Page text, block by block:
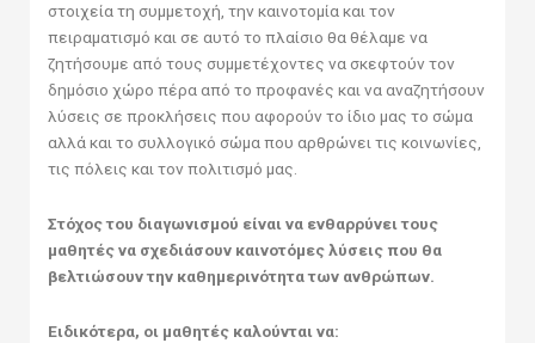
στοιχεία τη συμμετοχή, την καινοτομία και τον
πειραματισμό και σε αυτό το πλαίσιο θα θέλαμε να
ζητήσουμε από τους συμμετέχοντες να σκεφτούν τον
δημόσιο χώρο πέρα από το προφανές και να αναζητήσουν
λύσεις σε προκλήσεις που αφορούν το ίδιο μας το σώμα
αλλά και το συλλογικό σώμα που αρθρώνει τις κοινωνίες,
τις πόλεις και τον πολιτισμό μας.
Στόχος του διαγωνισμού είναι να ενθαρρύνει τους
μαθητές να σχεδιάσουν καινοτόμες λύσεις που θα
βελτιώσουν την καθημερινότητα των ανθρώπων.
Ειδικότερα, οι μαθητές καλούνται να: